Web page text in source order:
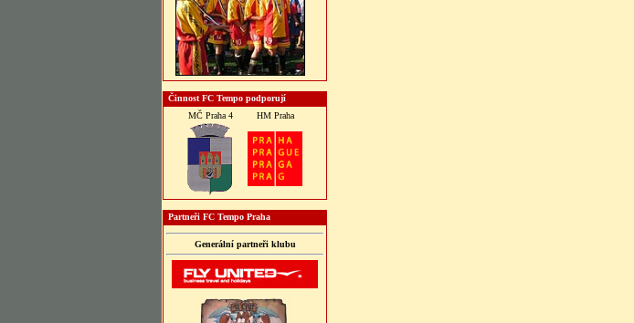
Činnost FC Tempo podporují
MČ Praha 4
HM Praha
Partneři FC Tempo Praha
Generální partneři klubu